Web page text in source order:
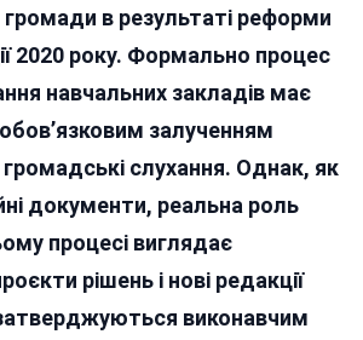
в результаті реформи
2020 року. Формально процес
навчальних закладів має
обов’язковим залученням
слухання. Однак, як
документи, реальна роль
процесі виглядає
рішень і нові редакції
виконавчим